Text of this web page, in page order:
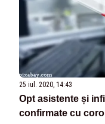
25 iul. 2020, 14:43
Opt asistente și
confirmate cu